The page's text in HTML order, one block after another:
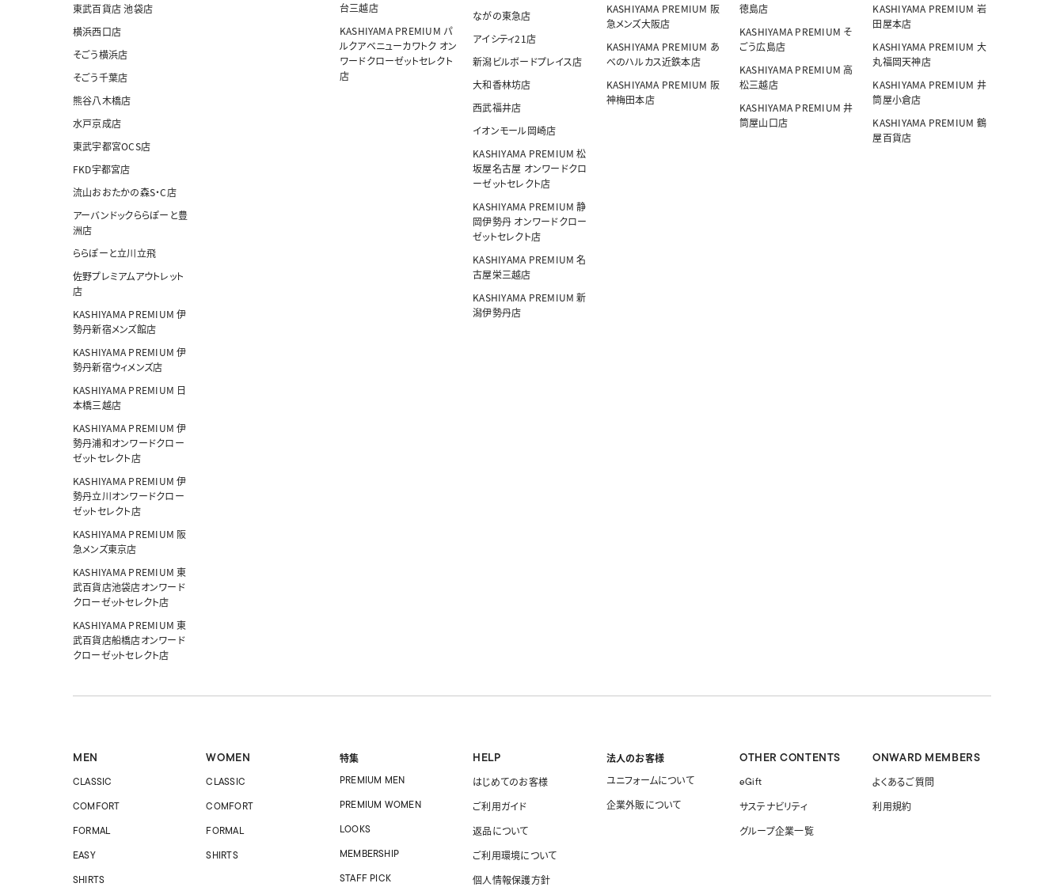
東武百貨店 池袋店
横浜西口店
そごう横浜店
そごう千葉店
熊谷八木橋店
水戸京成店
東武宇都宮OCS店
FKD宇都宮店
流山おおたかの森S・C店
アーバンドックららぽーと豊
洲店
ららぽーと立川立飛
佐野プレミアムアウトレット
店
KASHIYAMA PREMIUM 伊
勢丹新宿メンズ館店
KASHIYAMA PREMIUM 伊
勢丹新宿ウィメンズ店
KASHIYAMA PREMIUM 日
本橋三越店
KASHIYAMA PREMIUM 伊
勢丹浦和オンワードクロー
ゼットセレクト店
KASHIYAMA PREMIUM 伊
勢丹立川オンワードクロー
ゼットセレクト店
KASHIYAMA PREMIUM 阪
急メンズ東京店
KASHIYAMA PREMIUM 東
武百貨店池袋店オンワード
クローゼットセレクト店
KASHIYAMA PREMIUM 東
武百貨店船橋店オンワード
クローゼットセレクト店
台三越店
KASHIYAMA PREMIUM パ
ルクアベニューカワトク オン
ワードクローゼットセレクト
店
ながの東急店
アイシティ21店
新潟ビルボードプレイス店
大和香林坊店
西武福井店
イオンモール岡崎店
KASHIYAMA PREMIUM 松
坂屋名古屋 オンワードクロ
ーゼットセレクト店
KASHIYAMA PREMIUM 静
岡伊勢丹 オンワードクロー
ゼットセレクト店
KASHIYAMA PREMIUM 名
古屋栄三越店
KASHIYAMA PREMIUM 新
潟伊勢丹店
KASHIYAMA PREMIUM 阪
急メンズ大阪店
KASHIYAMA PREMIUM あ
べのハルカス近鉄本店
KASHIYAMA PREMIUM 阪
神梅田本店
徳島店
KASHIYAMA PREMIUM そ
ごう広島店
KASHIYAMA PREMIUM 高
松三越店
KASHIYAMA PREMIUM 井
筒屋山口店
KASHIYAMA PREMIUM 岩
田屋本店
KASHIYAMA PREMIUM 大
丸福岡天神店
KASHIYAMA PREMIUM 井
筒屋小倉店
KASHIYAMA PREMIUM 鶴
屋百貨店
MEN
CLASSIC
COMFORT
FORMAL
EASY
SHIRTS
WOMEN
CLASSIC
COMFORT
FORMAL
SHIRTS
特集
PREMIUM MEN
PREMIUM WOMEN
LOOKS
MEMBERSHIP
STAFF PICK
HELP
はじめてのお客様
ご利用ガイド
返品について
ご利用環境について
個人情報保護方針
法人のお客様
ユニフォームについて
企業外販について
OTHER CONTENTS
eGift
サステナビリティ
グループ企業一覧
ONWARD MEMBERS
よくあるご質問
利用規約